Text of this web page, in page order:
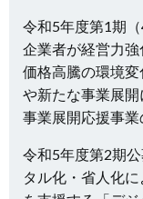
令和5年度第1期
企業者が経営力
価格高騰の環境
や新たな事業展
事業展開応援事業
令和5年度第2期
タル化・省人化